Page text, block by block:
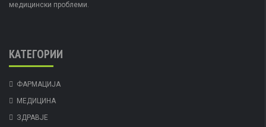
медицински проблеми.
КАТЕГОРИИ
ФАРМАЦИЈА
МЕДИЦИНА
ЗДРАВЈЕ